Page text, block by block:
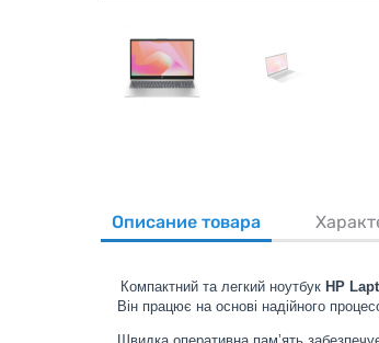
Описание товара
Компактний та легкий ноутбук HP
Він працює на основі надійного